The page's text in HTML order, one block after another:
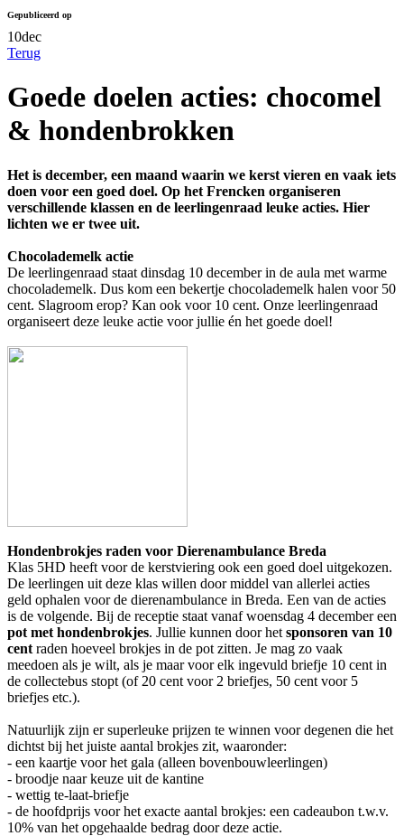
Gepubliceerd op
10dec
Terug
Goede doelen acties: chocomel
& hondenbrokken
Het is december, een maand waarin we kerst vieren en vaak iets
doen voor een goed doel. Op het Frencken organiseren
verschillende klassen en de leerlingenraad leuke acties. Hier
lichten we er twee uit.
Chocolademelk actie
De leerlingenraad staat dinsdag 10 december in de aula met warme
chocolademelk. Dus kom een bekertje chocolademelk halen voor 50
cent. Slagroom erop? Kan ook voor 10 cent. Onze leerlingenraad
organiseert deze leuke actie voor jullie én het goede doel!
Hondenbrokjes raden voor Dierenambulance Breda
Klas 5HD heeft voor de kerstviering ook een goed doel uitgekozen.
De leerlingen uit deze klas willen door middel van allerlei acties
geld ophalen voor de dierenambulance in Breda. Een van de acties
is de volgende. Bij de receptie staat vanaf woensdag 4 december een
pot met hondenbrokjes. Jullie kunnen door het sponsoren van 10
cent raden hoeveel brokjes in de pot zitten. Je mag zo vaak
meedoen als je wilt, als je maar voor elk ingevuld briefje 10 cent in
de collectebus stopt (of 20 cent voor 2 briefjes, 50 cent voor 5
briefjes etc.).
Natuurlijk zijn er superleuke prijzen te winnen voor degenen die het
dichtst bij het juiste aantal brokjes zit, waaronder:
- een kaartje voor het gala (alleen bovenbouwleerlingen)
- broodje naar keuze uit de kantine
- wettig te-laat-briefje
- de hoofdprijs voor het exacte aantal brokjes: een cadeaubon t.w.v.
10% van het opgehaalde bedrag door deze actie.